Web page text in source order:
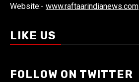
Website:- www.raftaarindianews.com
LIKE US
FOLLOW ON TWITTER